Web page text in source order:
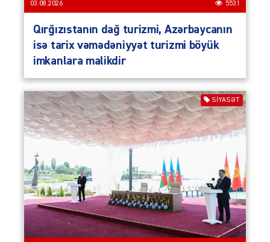
03.08.2026 5531
Qırğızıstanın dağ turizmi, Azərbaycanın
isə tarix vəmədəniyyət turizmi böyük
imkanlara malikdir
SIYASƏT